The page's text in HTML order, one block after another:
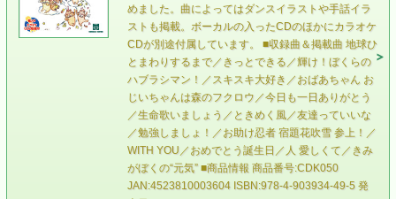
めました。曲によってはダンスイラストや手話イラ
ストも掲載。ボーカルの入ったCDのほかにカラオケ
CDが別途付属しています。 ■収録曲＆掲載曲 地球ひ
とまわりするまで／きっとできる／輝け！ぼくらの
ハブラシマン！／スキスキ大好き／おばあちゃん お
じいちゃんは森のフクロウ／今日も一日ありがとう
／生命歌いましょう／ときめく風／友達っていいな
／勉強しましょ！／お助け忍者 宿題花吹雪 参上！／
WITH YOU／おめでとう誕生日／人 愛しくて／きみ
がぼくの“元気” ■商品情報 商品番号:CDK050
JAN:4523810003604 ISBN:978-4-903934-49-5 発